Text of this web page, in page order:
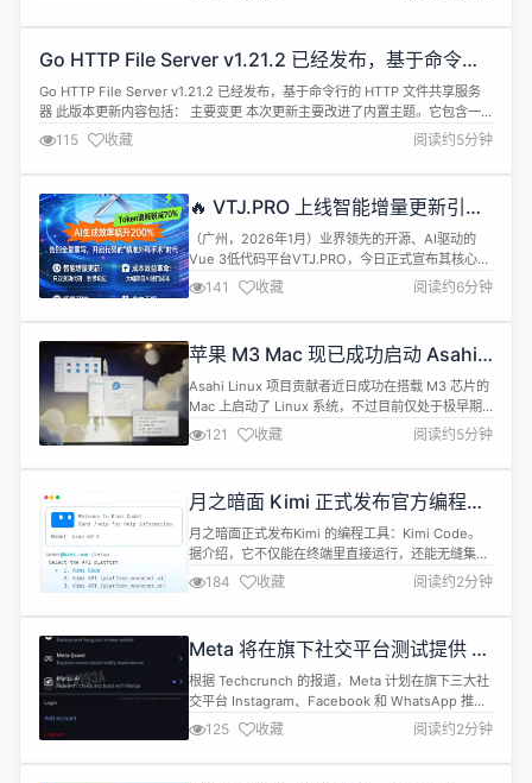
github.com/521xueweihan/HelloGitHub 这里有
实战项目、入门教程、黑科技、开源书籍、大厂开源
C/C++、Swift...让你在短时间...
Go HTTP File Server v1.21.2 已经发布，基于命令行
的 HTTP 文件共享服务器
Go HTTP File Server v1.21.2 已经发布，基于命令行的 HTTP 文件共享服务
器 此版本更新内容包括： 主要变更 本次更新主要改进了内置主题。它包含一
些用户界面优化，并停止支持部分旧版浏览器。更新后的浏览器要求如下：
Chrome 89 Edge 89 Firefox 66 Safari 15 在之前的版本中，由于系统限制，
一次性上传...
115 收藏 阅读约5分钟
🔥 VTJ.PRO 上线智能增量更新引
擎，AI 生成代码效率飙升 200%，
Token 消耗锐减7 0%
（广州，2026年1月）业界领先的开源、AI驱动的
Vue 3低代码平台VTJ.PRO，今日正式宣布其核心AI
代码生成引擎发布0.15.0版本，完成革命性升级。全
新上线的“增量更新引擎”，成功将AI生成代码的综合
效率提升2倍，同时将大模型API调用的Token消耗大
性与可用性上迈出了里程碑式的一步。 一、 从“推...
141 收藏 阅读约6分钟
苹果 M3 Mac 现已成功启动 Asahi
Linux，但暂不具备实际可用性
Asahi Linux 项目贡献者近日成功在搭载 M3 芯片的
Mac 上启动了 Linux 系统，不过目前仅处于极早期
阶段，距离普通用户可用还有相当长的路要走。 虽然
Apple Silicon 系列 Mac 官方仅支持 macOS，但这
并未阻挡爱好者持续尝试在苹果自研芯片平台上移植
芯片。 早在 20...
121 收藏 阅读约5分钟
月之暗面 Kimi 正式发布官方编程工
具：Kimi Code
月之暗面正式发布Kimi 的编程工具：Kimi Code。
据介绍，它不仅能在终端里直接运行，还能无缝集成
到 VSCode、Cursor、JetBrains 和 Zed 等主流编
辑器中。Kimi Code 可充分发挥 K2.5 的多模态优
势，支持直接输入图片和视频进行编程辅助，并能自
介绍称，Kimi Code ...
184 收藏 阅读约2分钟
Meta 将在旗下社交平台测试提供 AI
能力的订阅服务
根据 Techcrunch 的报道，Meta 计划在旗下三大社
交平台 Instagram、Facebook 和 WhatsApp 推出
新的付费订阅策略，在未来几个月内开始测试这些付
费升级服务。尽管核心功能仍然保持免费，订阅用户
将可以解锁“更强生产力、更高级创造工具和扩展的
125 收藏 阅读约2分钟